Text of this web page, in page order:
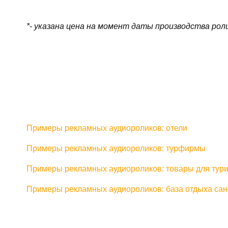
*- указана цена на момент даты производства
Примеры рекламных аудиороликов: отели
Примеры рекламных аудиороликов: турфирмы
Примеры рекламных аудиороликов: товары для
Примеры рекламных аудиороликов: база отдыха